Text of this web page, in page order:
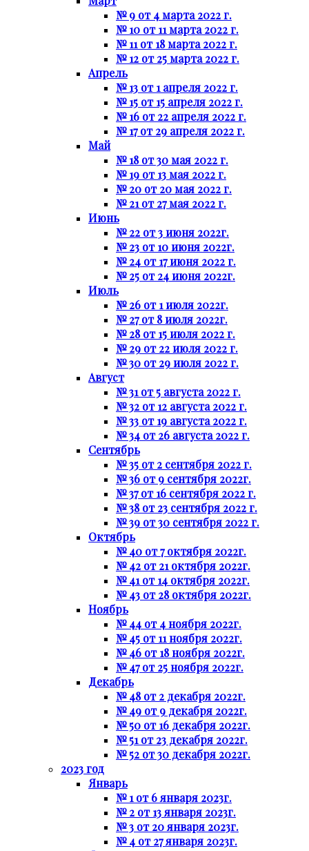
№ 9 от 4 марта 2022 г.
№ 10 от 11 марта 2022 г.
№ 11 от 18 марта 2022 г.
№ 12 от 25 марта 2022 г.
Апрель
№ 13 от 1 апреля 2022 г.
№ 15 от 15 апреля 2022 г.
№ 16 от 22 апреля 2022 г.
№ 17 от 29 апреля 2022 г.
Май
№ 18 от 30 мая 2022 г.
№ 19 от 13 мая 2022 г.
№ 20 от 20 мая 2022 г.
№ 21 от 27 мая 2022 г.
Июнь
№ 22 от 3 июня 2022г.
№ 23 от 10 июня 2022г.
№ 24 от 17 июня 2022 г.
№ 25 от 24 июня 2022г.
Июль
№ 26 от 1 июля 2022г.
№ 27 от 8 июля 2022г.
№ 28 от 15 июля 2022 г.
№ 29 от 22 июля 2022 г.
№ 30 от 29 июля 2022 г.
Август
№ 31 от 5 августа 2022 г.
№ 32 от 12 августа 2022 г.
№ 33 от 19 августа 2022 г.
№ 34 от 26 августа 2022 г.
Сентябрь
№ 35 от 2 сентября 2022 г.
№ 36 от 9 сентября 2022г.
№ 37 от 16 сентября 2022 г.
№ 38 от 23 сентября 2022 г.
№ 39 от 30 сентября 2022 г.
Октябрь
№ 40 от 7 октября 2022г.
№ 42 от 21 октября 2022г.
№ 41 от 14 октября 2022г.
№ 43 от 28 октября 2022г.
Ноябрь
№ 44 от 4 ноября 2022г.
№ 45 от 11 ноября 2022г.
№ 46 от 18 ноября 2022г.
№ 47 от 25 ноября 2022г.
Декабрь
№ 48 от 2 декабря 2022г.
№ 49 от 9 декабря 2022г.
№ 50 от 16 декабря 2022г.
№ 51 от 23 декабря 2022г.
№ 52 от 30 декабря 2022г.
2023 год
Январь
№ 1 от 6 января 2023г.
№ 2 от 13 января 2023г.
№ 3 от 20 января 2023г.
№ 4 от 27 января 2023г.